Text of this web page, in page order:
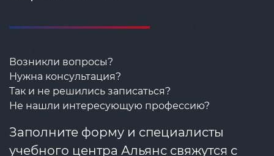
Возникли вопросы?
Нужна консультация?
Так и не решились записаться?
Не нашли интересующую профессию?
Заполните форму и специалисты
учебного центра Альянс свяжутся с